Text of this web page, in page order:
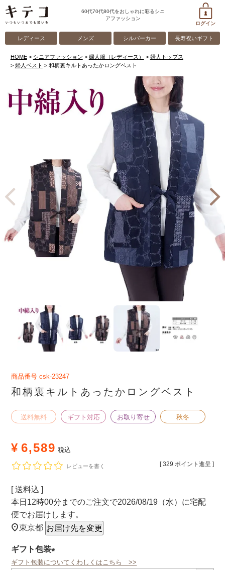
60代70代80代をおしゃれに彩るシニ
アファッション
ログイン
レディース メンズ シルバーカー 長寿祝いギフト
HOME シニアファッション 婦人服（レディース）
婦人トップス
婦人ベスト
和柄裏キルトあったかロングベスト
商品番号 csk-23247
和柄裏キルトあったかロングベスト
送料無料 ギフト対応 お取り寄せ 秋冬
¥ 6,589 税込
[ 329 ポイント進呈 ]
レビューを書く
送料込
本日 12時00分 までのご注文で2026/08/19（水） に宅配
便でお届けします。
東京都 お届け先を変更
ギフト包装
(必
ギフト包装についてくわしくはこちら >>